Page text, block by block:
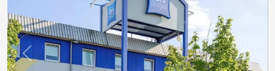
Previous Next